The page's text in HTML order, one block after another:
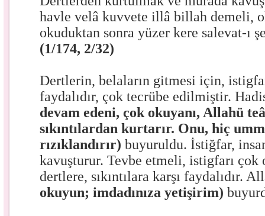
havle velâ kuvvete illâ billah demeli,
okuduktan sonra yüzer kere salevat-ı
(1/174, 2/32)
Dertlerin, belaların gitmesi için,
faydalıdır, çok tecrübe edilmiştir.
devam edeni, çok okuyanı, Allahü
sıkıntılardan kurtarır. Onu, hiç
rızıklandırır)buyuruldu. İstiğfar,
kavuşturur. Tevbe etmeli, istigfarı çok
dertlere, sıkıntılara karşı faydalıdır.
okuyun; imdadınıza yetişirim)